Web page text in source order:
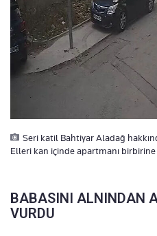
Seri katil Bahtiyar Aladağ
Elleri kan içinde apartmanı birbirine
BABASINI ALNINDAN
VURDU